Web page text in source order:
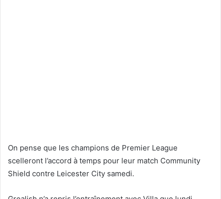
On pense que les champions de Premier League
scelleront l’accord à temps pour leur match Community
Shield contre Leicester City samedi.